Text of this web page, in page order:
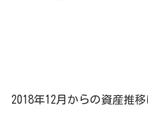
2018年12月からの資産推移